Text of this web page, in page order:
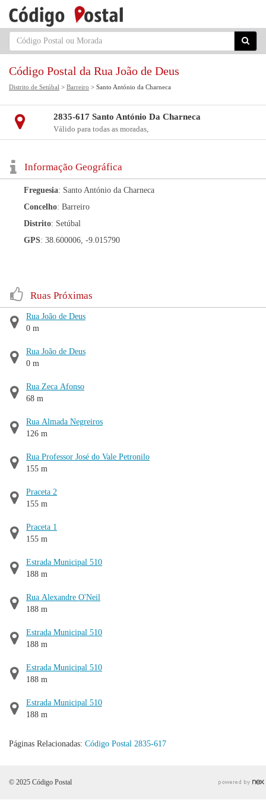
Código Postal da Rua João de Deus
Distrito de Setúbal > Barreiro > Santo António da Charneca
2835-617 Santo António Da Charneca
Válido para todas as moradas,
Informação Geográfica
Freguesia: Santo António da Charneca
Concelho: Barreiro
Distrito: Setúbal
GPS: 38.600006, -9.015790
Ruas Próximas
Rua João de Deus
0 m
Rua João de Deus
0 m
Rua Zeca Afonso
68 m
Rua Almada Negreiros
126 m
Rua Professor José do Vale Petronilo
155 m
Praceta 2
155 m
Praceta 1
155 m
Estrada Municipal 510
188 m
Rua Alexandre O'Neil
188 m
Estrada Municipal 510
188 m
Estrada Municipal 510
188 m
Estrada Municipal 510
188 m
Páginas Relacionadas: Código Postal 2835-617
© 2025 Código Postal